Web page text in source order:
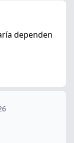
dependen